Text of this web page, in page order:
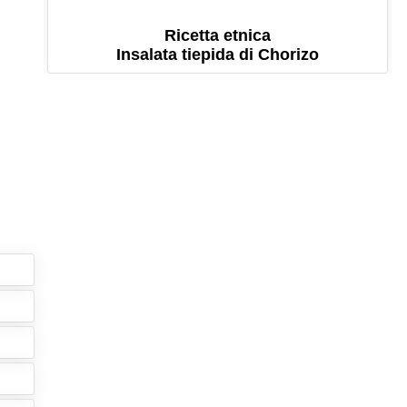
Ricetta etnica
Insalata tiepida di Chorizo